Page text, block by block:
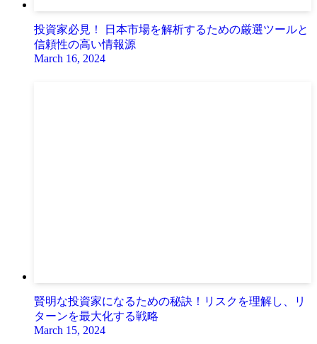
投資家必見！ 日本市場を解析するための厳選ツールと
信頼性の高い情報源
March 16, 2024
賢明な投資家になるための秘訣！リスクを理解し、リ
ターンを最大化する戦略
March 15, 2024